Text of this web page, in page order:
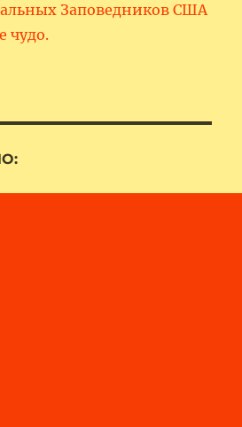
Заповедников США
чудо.